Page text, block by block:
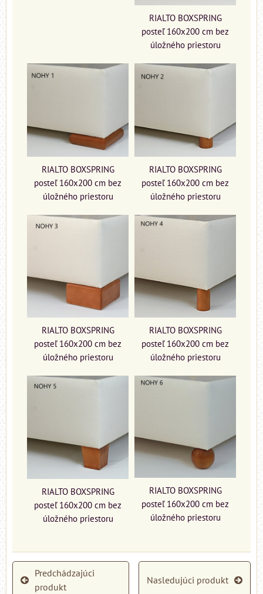
RIALTO BOXSPRING
posteľ 160x200 cm bez
úložného priestoru
RIALTO BOXSPRING
posteľ 160x200 cm bez
úložného priestoru
RIALTO BOXSPRING
posteľ 160x200 cm bez
úložného priestoru
RIALTO BOXSPRING
posteľ 160x200 cm bez
úložného priestoru
RIALTO BOXSPRING
posteľ 160x200 cm bez
úložného priestoru
RIALTO BOXSPRING
posteľ 160x200 cm bez
úložného priestoru
RIALTO BOXSPRING
posteľ 160x200 cm bez
úložného priestoru
Predchádzajúci
produkt
Nasledujúci produkt